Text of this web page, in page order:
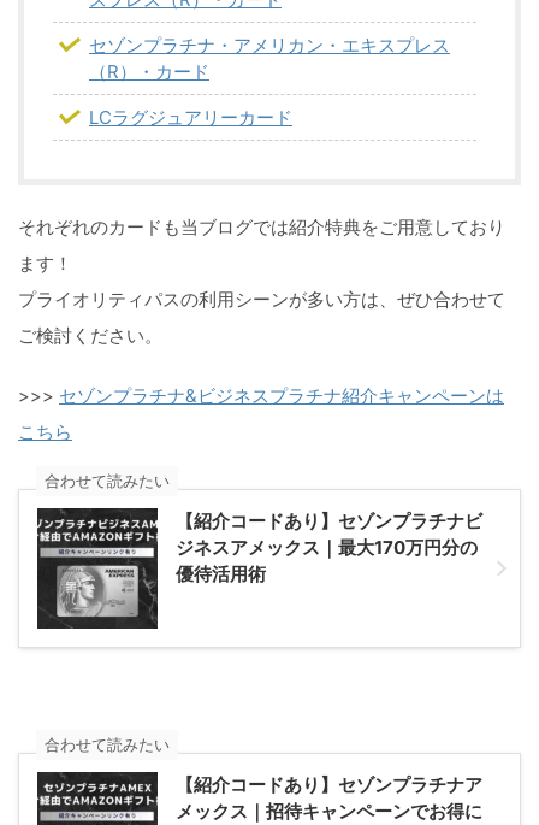
セゾンプラチナ・アメリカン・エキスプレス
（R）・カード
LCラグジュアリーカード
それぞれのカードも当ブログでは紹介特典をご用意しており
ます！
プライオリティパスの利用シーンが多い方は、ぜひ合わせて
ご検討ください。
>>> セゾンプラチナ&ビジネスプラチナ紹介キャンペーンは
こちら
【紹介コードあり】セゾンプラチナビ
ジネスアメックス｜最大170万円分の
優待活用術
合わせて読みたい
【紹介コードあり】セゾンプラチナア
メックス｜招待キャンペーンでお得に
合わせて読みたい